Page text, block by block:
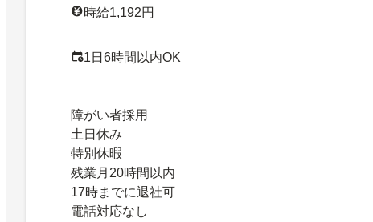
時給1,192円
1日6時間以内OK
障がい者採用
土日休み
特別休暇
残業月20時間以内
17時までに退社可
電話対応なし